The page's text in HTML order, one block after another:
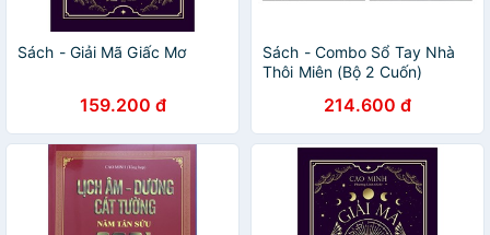
Sách - Giải Mã Giấc Mơ
159.200 đ
Sách - Combo Sổ Tay Nhà
Thôi Miên (Bộ 2 Cuốn)
214.600 đ